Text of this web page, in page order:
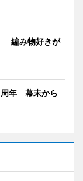
編み物好きが
周年 幕末から